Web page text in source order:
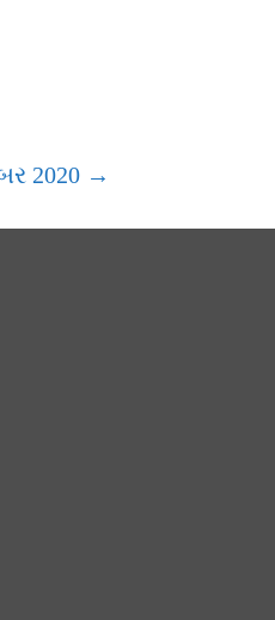
2020 →